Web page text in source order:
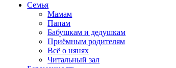
Семья
Мамам
Папам
Бабушкам и дедушкам
Приёмным родителям
Всё о нянях
Читальный зал